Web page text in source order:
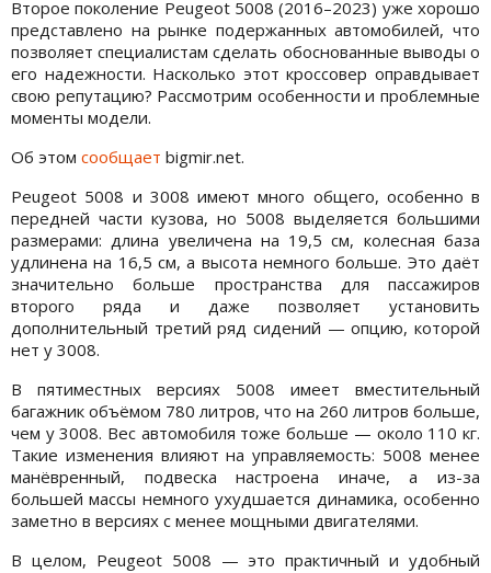
Второе поколение Peugeot 5008 (2016–2023) уже хорошо
представлено на рынке подержанных автомобилей, что
позволяет специалистам сделать обоснованные выводы о
его надежности. Насколько этот кроссовер оправдывает
свою репутацию? Рассмотрим особенности и проблемные
моменты модели.
Об этом сообщает bigmir.net.
Peugeot 5008 и 3008 имеют много общего, особенно в
передней части кузова, но 5008 выделяется большими
размерами: длина увеличена на 19,5 см, колесная база
удлинена на 16,5 см, а высота немного больше. Это даёт
значительно больше пространства для пассажиров
второго ряда и даже позволяет установить
дополнительный третий ряд сидений — опцию, которой
нет у 3008.
В пятиместных версиях 5008 имеет вместительный
багажник объёмом 780 литров, что на 260 литров больше,
чем у 3008. Вес автомобиля тоже больше — около 110 кг.
Такие изменения влияют на управляемость: 5008 менее
манёвренный, подвеска настроена иначе, а из-за
большей массы немного ухудшается динамика, особенно
заметно в версиях с менее мощными двигателями.
В целом, Peugeot 5008 — это практичный и удобный